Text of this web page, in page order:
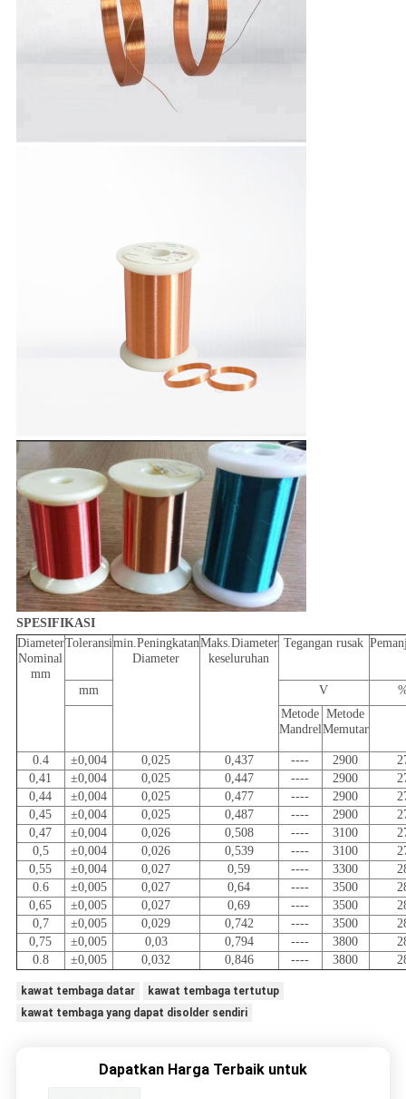
SPESIFIKASI
Diameter
Nominal
mm
Toleransimin.Peningkatan
Diameter
Maks.Diameter
keseluruhan
Tegangan rusak
mm V
Metode
Mandrel
Metode
Memutar
0.4 ±0,004 0,025 0,437 ---- 2900
0,41
±0,004 0,025 0,447 ---- 2900
0,44
±0,004 0,025 0,477 ---- 2900
0,45
±0,004 0,025 0,487 ---- 2900
0,47
±0,004 0,026 0,508 ---- 3100
0,5
±0,004 0,026 0,539 ---- 3100
0,55
±0,004 0,027 0,59 ---- 3300
0.6
±0,005 0,027 0,64 ---- 3500
0,65
±0,005 0,027 0,69 ---- 3500
0,7
±0,005 0,029 0,742 ---- 3500
0,75
±0,005 0,03 0,794 ---- 3800
0.8
±0,005 0,032 0,846 ---- 3800
kawat tembaga datar
kawat tembaga tertutup
kawat tembaga yang dapat disolder sendiri
Dapatkan Harga Terbaik untuk